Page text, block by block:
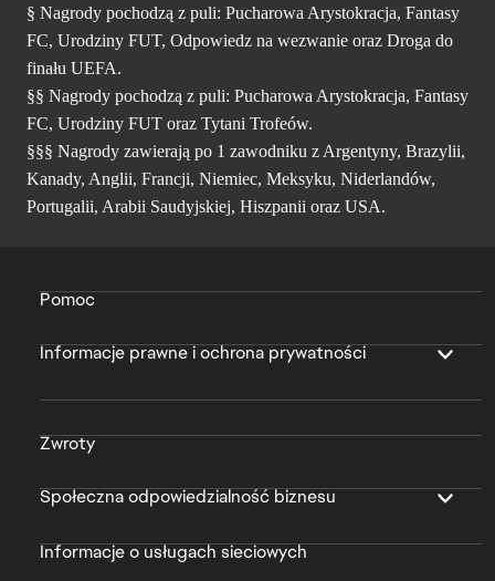
§ Nagrody pochodzą z puli: Pucharowa Arystokracja, Fantasy
FC, Urodziny FUT, Odpowiedz na wezwanie oraz Droga do
finału UEFA.
§§ Nagrody pochodzą z puli: Pucharowa Arystokracja, Fantasy
FC, Urodziny FUT oraz Tytani Trofeów.
§§§ Nagrody zawierają po 1 zawodniku z Argentyny, Brazylii,
Kanady, Anglii, Francji, Niemiec, Meksyku, Niderlandów,
Portugalii, Arabii Saudyjskiej, Hiszpanii oraz USA.
Pomoc
Informacje prawne i ochrona prywatności
Zwroty
Społeczna odpowiedzialność biznesu
Informacje o usługach sieciowych